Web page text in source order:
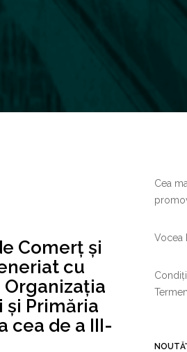
Comerț și
cu
Organizația
Primăria
cea de a III-
Cea
Vocea